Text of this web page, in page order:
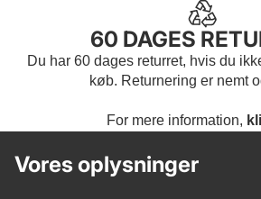
60 DAGES
Du har 60 dages returret, hvis du
køb. Returnering er nemt
For mere information,
Vores oplysninger